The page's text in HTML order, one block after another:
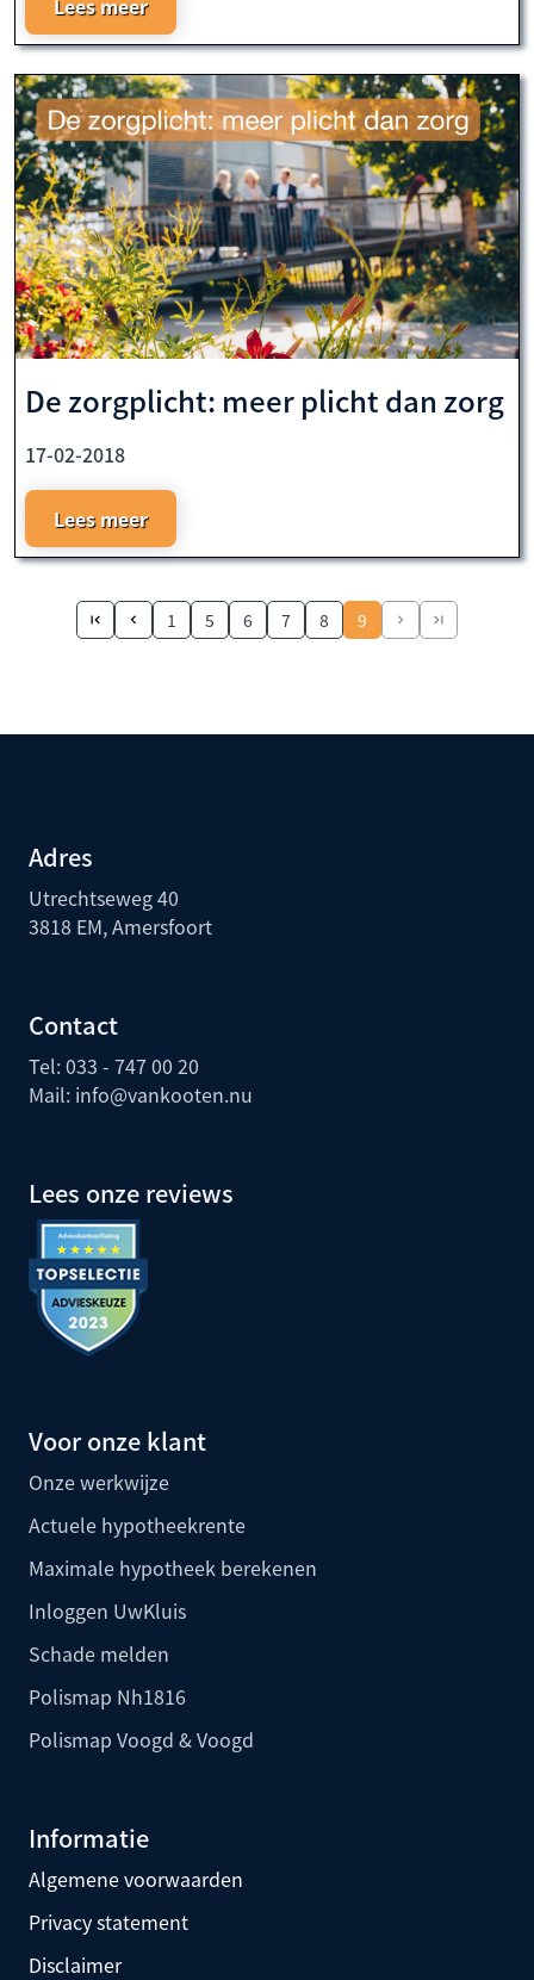
Lees meer
De zorgplicht: meer plicht dan zorg
17-02-2018
Lees meer
1 5 6 7 8 9
Adres
Utrechtseweg 40
3818 EM, Amersfoort
Contact
Tel: 033 - 747 00 20
Mail: info@vankooten.nu
Lees onze reviews
Voor onze klant
Onze werkwijze
Actuele hypotheekrente
Maximale hypotheek berekenen
Inloggen UwKluis
Schade melden
Polismap Nh1816
Polismap Voogd & Voogd
Informatie
Algemene voorwaarden
Privacy statement
Disclaimer